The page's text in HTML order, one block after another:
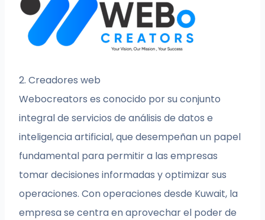
2. Creadores web
Webocreators es conocido por su conjunto
integral de servicios de análisis de datos e
inteligencia artificial, que desempeñan un papel
fundamental para permitir a las empresas
tomar decisiones informadas y optimizar sus
operaciones. Con operaciones desde Kuwait, la
empresa se centra en aprovechar el poder de